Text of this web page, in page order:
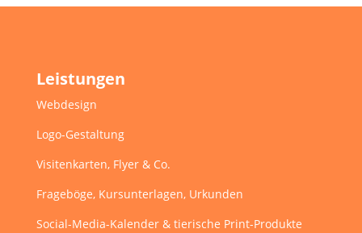
Leistungen
Webdesign
Logo-Gestaltung
Visitenkarten, Flyer & Co.
Frageböge, Kursunterlagen, Urkunden
Social-Media-Kalender & tierische Print-Produkte